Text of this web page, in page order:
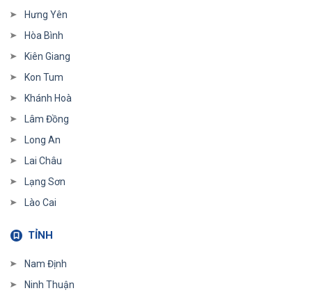
Hưng Yên
Hòa Bình
Kiên Giang
Kon Tum
Khánh Hoà
Lâm Đồng
Long An
Lai Châu
Lạng Sơn
Lào Cai
TỈNH
Nam Định
Ninh Thuận